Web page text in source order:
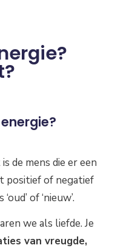
de mens die er een
positief of negatief
of ‘nieuw’.
we als liefde. Je
van vreugde,